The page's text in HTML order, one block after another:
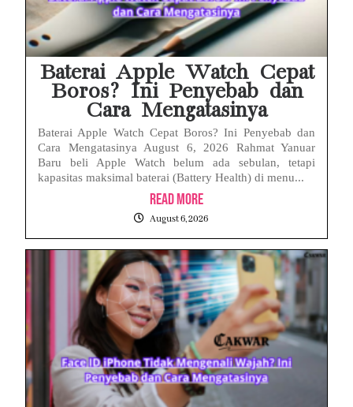
Baterai Apple Watch Cepat
Boros? Ini Penyebab dan
Cara Mengatasinya
Baterai Apple Watch Cepat Boros? Ini Penyebab dan
Cara Mengatasinya August 6, 2026 Rahmat Yanuar
Baru beli Apple Watch belum ada sebulan, tetapi
kapasitas maksimal baterai (Battery Health) di menu...
Read More
August 6, 2026